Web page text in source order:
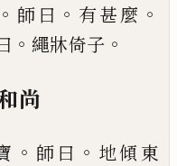
。 師曰 。 有甚麼 。
。 繩牀倚子 。
尚
。 師曰 。 地傾東